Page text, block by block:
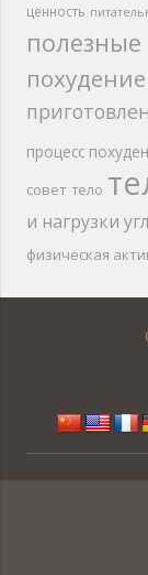
ценность
полезные
похудение
процесс
совет тело
и нагрузки
физическая